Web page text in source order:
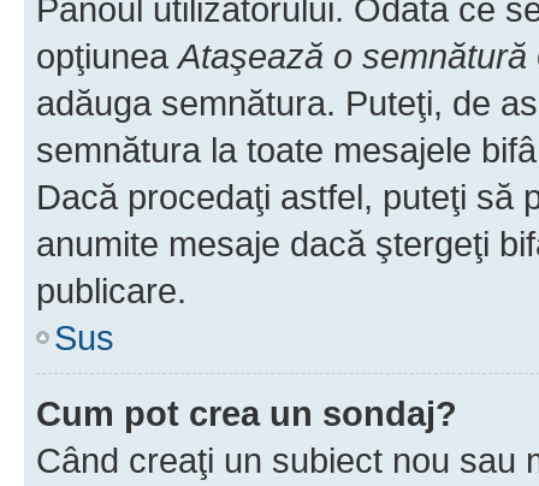
Panoul utilizatorului. Odată ce
opţiuneaAtaşează o semnătură
adăuga semnătura. Puteţi, de
semnătura la toate mesajele
Dacă procedaţi astfel, puteţi să
anumite mesaje dacă ştergeţi
publicare.
Sus
Cum pot crea un sondaj?
Când creaţi un subiect nou sau